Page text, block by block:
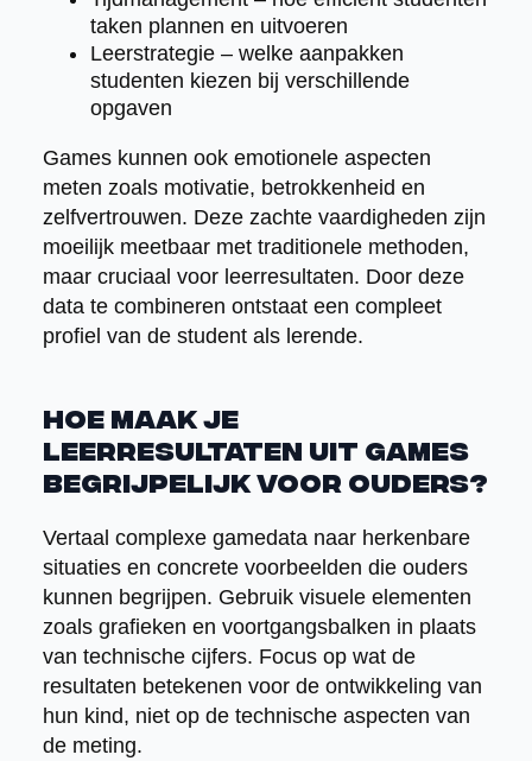
taken plannen en uitvoeren
Leerstrategie – welke aanpakken
studenten kiezen bij verschillende
opgaven
Games kunnen ook emotionele aspecten
meten zoals motivatie, betrokkenheid en
zelfvertrouwen. Deze zachte vaardigheden zijn
moeilijk meetbaar met traditionele methoden,
maar cruciaal voor leerresultaten. Door deze
data te combineren ontstaat een compleet
profiel van de student als lerende.
Hoe maak je
leerresultaten uit games
begrijpelijk voor ouders?
Vertaal complexe gamedata naar herkenbare
situaties en concrete voorbeelden die ouders
kunnen begrijpen. Gebruik visuele elementen
zoals grafieken en voortgangsbalken in plaats
van technische cijfers. Focus op wat de
resultaten betekenen voor de ontwikkeling van
hun kind, niet op de technische aspecten van
de meting.